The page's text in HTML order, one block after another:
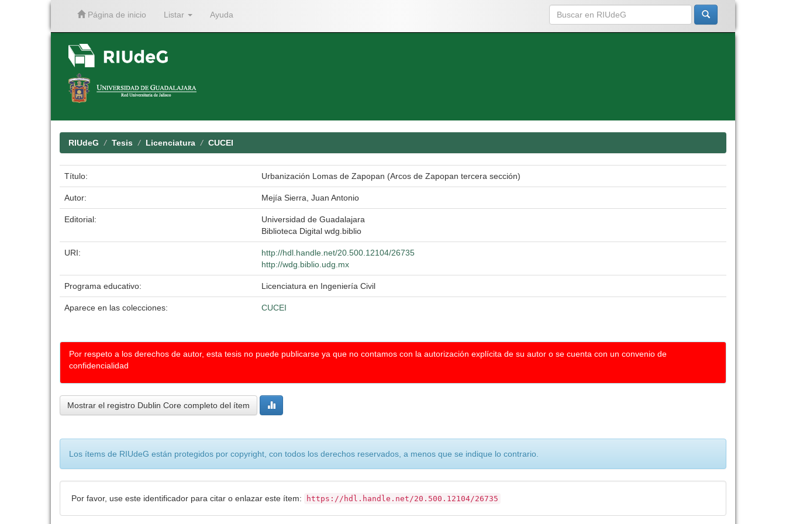
Página de inicio Listar Ayuda
RIUdeG Tesis Licenciatura CUCEI
Título: Urbanización Lomas de Zapopan (Arcos de Zapopan tercera sección)
Autor: Mejía Sierra, Juan Antonio
Editorial:
Universidad de Guadalajara
Biblioteca Digital wdg.biblio
URI:
http://hdl.handle.net/20.500.12104/26735
http://wdg.biblio.udg.mx
Programa educativo: Licenciatura en Ingeniería Civil
Aparece en las colecciones: CUCEI
Por respeto a los derechos de autor, esta tesis no puede publicarse ya que no contamos con la autorización explícita de su autor o se cuenta con un convenio de
confidencialidad
Mostrar el registro Dublin Core completo del ítem
Los ítems de RIUdeG están protegidos por copyright, con todos los derechos reservados, a menos que se indique lo contrario.
Por favor, use este identificador para citar o enlazar este ítem: https://hdl.handle.net/20.500.12104/26735